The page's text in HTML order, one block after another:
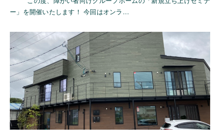
ー」を開催いたします！ 今回はオンラ…